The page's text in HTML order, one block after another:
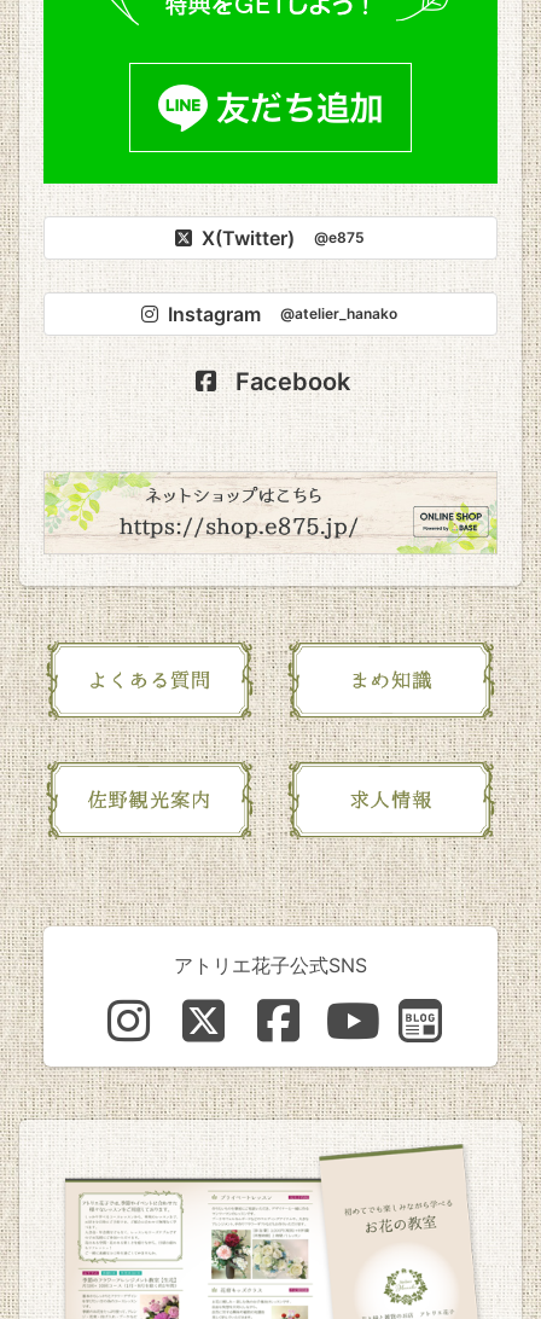
X(Twitter) @e875
Instagram @atelier_hanako
Facebook
アトリエ花子公式SNS